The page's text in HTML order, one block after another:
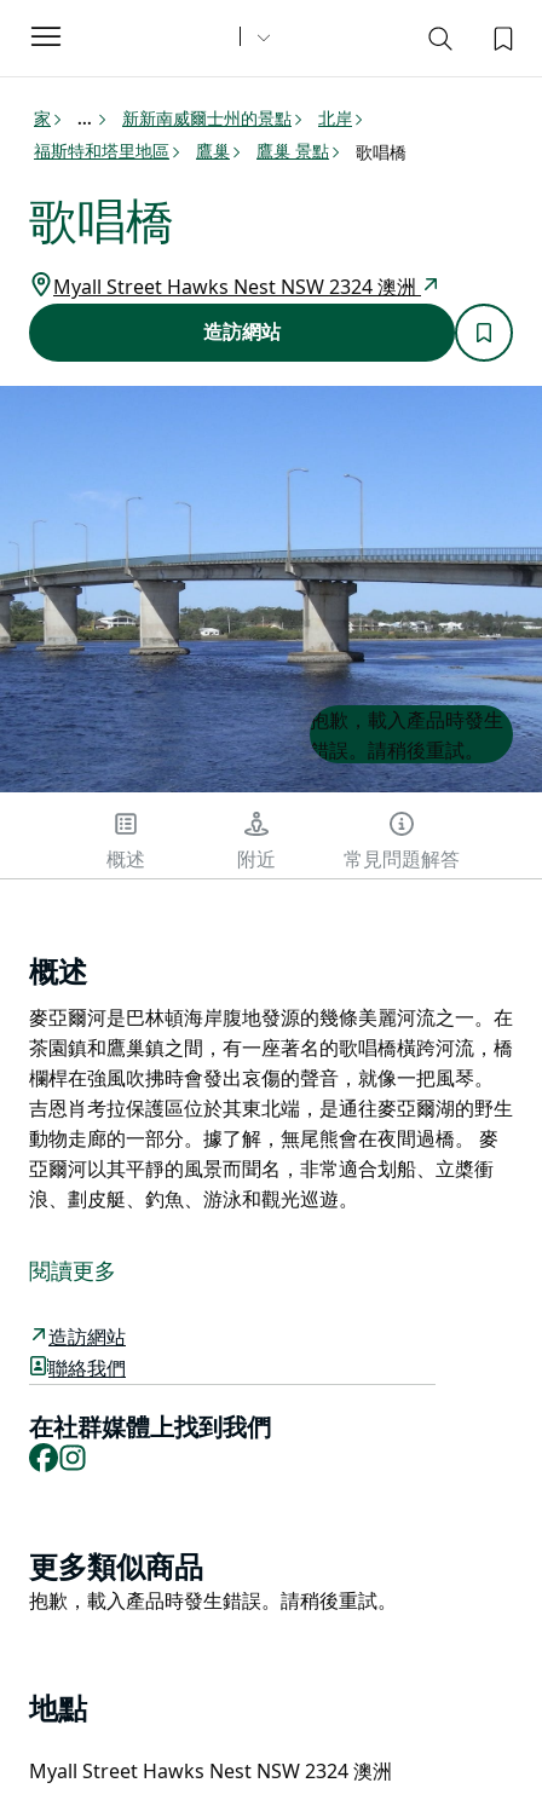
Toggle
navigation
家 ... 新新南威爾士州的景點
北岸
福斯特和塔里地區
鷹巢 鷹巢 景點 歌唱橋
歌唱橋
Myall Street Hawks Nest NSW 2324 澳洲
造訪網站
Product
List
Product
List
抱歉，載入產品時發生
錯誤。請稍後重試。
概述 附近 常見問題解答
概述
麥亞爾河是巴林頓海岸腹地發源的幾條美麗河流之一。在
茶園鎮和鷹巢鎮之間，有一座著名的歌唱橋橫跨河流，橋
欄桿在強風吹拂時會發出哀傷的聲音，就像一把風琴。
吉恩肖考拉保護區位於其東北端，是通往麥亞爾湖的野生
動物走廊的一部分。據了解，無尾熊會在夜間過橋。 麥
亞爾河以其平靜的風景而聞名，非常適合划船、立槳衝
浪、劃皮艇、釣魚、游泳和觀光巡遊。
茶園鎮和鷹巢鎮之間，有一座著名的歌唱橋橫跨河流，橋
欄桿在強風吹拂時會發出哀傷的聲音，就像一把風琴。
吉恩肖考拉保護區位於其東北端，是通往麥亞爾湖的野生
動物走廊的一部分。據了解，無尾熊會在夜間過橋。
浪、劃皮艇、釣魚、游泳和觀光巡遊。
閱讀更多
造訪網站
聯絡我們
在社群媒體上找到我們
Facebook
Product
List
更多類似商品
Product
抱歉，載入產品時發生錯誤。請稍後重試。
地點
Myall Street Hawks Nest NSW 2324 澳洲